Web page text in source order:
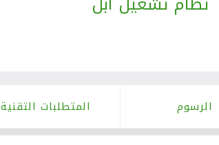
الرسوم المتطلبات التقنية